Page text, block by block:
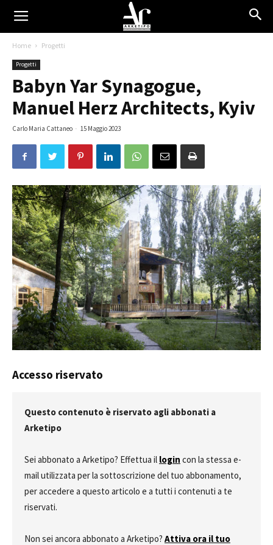
Home Progetti
Progetti
Babyn Yar Synagogue,
Manuel Herz Architects, Kyiv
Carlo Maria Cattaneo - 15 Maggio 2023
Accesso riservato
Questo contenuto è riservato agli abbonati a
Arketipo
Sei abbonato a Arketipo? Effettua il login con la stessa e-
mail utilizzata per la sottoscrizione del tuo abbonamento,
per accedere a questo articolo e a tutti i contenuti a te
riservati.
Non sei ancora abbonato a Arketipo? Attiva ora il tuo